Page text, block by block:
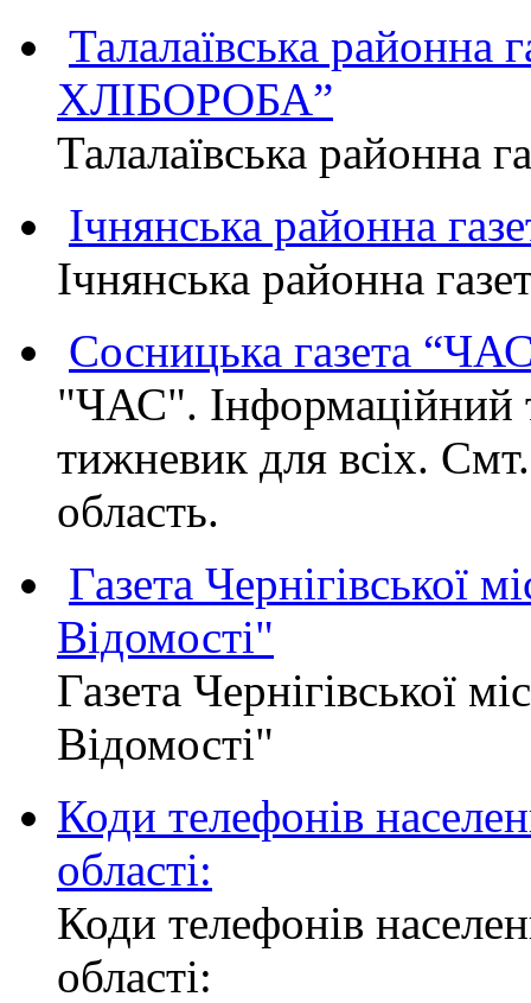
Талалаївська
ХЛІБОРОБА”
Талалаївська
Ічнянська районна
Ічнянська районна
Сосницька газета
"ЧАС". Інформаційний
тижневик для всіх.
область.
Газета Чернігівської
Відомості"
Газета Чернігівської
Відомості"
Коди телефонів
області:
Коди телефонів
області: